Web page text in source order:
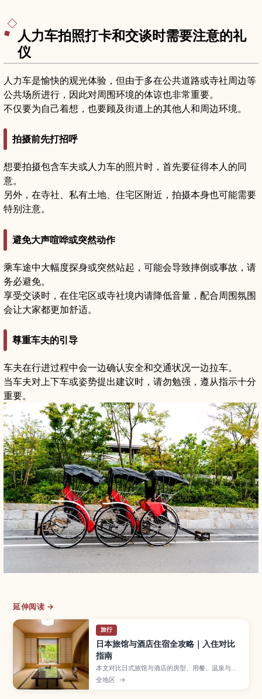
人力车拍照打卡和交谈时需要注意的礼
仪
人力车是愉快的观光体验，但由于多在公共道路或寺社周边等
公共场所进行，因此对周围环境的体谅也非常重要。
不仅要为自己着想，也要顾及街道上的其他人和周边环境。
拍摄前先打招呼
想要拍摄包含车夫或人力车的照片时，首先要征得本人的同
意。
另外，在寺社、私有土地、住宅区附近，拍摄本身也可能需要
特别注意。
避免大声喧哗或突然动作
乘车途中大幅度探身或突然站起，可能会导致摔倒或事故，请
务必避免。
享受交谈时，在住宅区或寺社境内请降低音量，配合周围氛围
会让大家都更加舒适。
尊重车夫的引导
车夫在行进过程中会一边确认安全和交通状况一边拉车。
当车夫对上下车或姿势提出建议时，请勿勉强，遵从指示十分
重要。
延伸阅读 →
旅行
日本旅馆与酒店住宿全攻略｜入住对比
指南
本文对比日式旅馆与酒店的房型、用餐、温泉与住
宿规则差异，帮助你按行程与需求选对住宿。
全地区 →